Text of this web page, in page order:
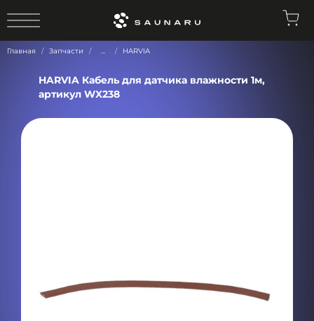
Главная Запчасти ... HARVIA
HARVIA Кабель для датчика влажности 1м,
артикул WX238